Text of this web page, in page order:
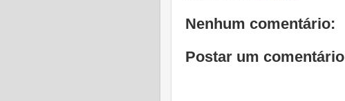
Nenhum comentário:
Postar um comentário